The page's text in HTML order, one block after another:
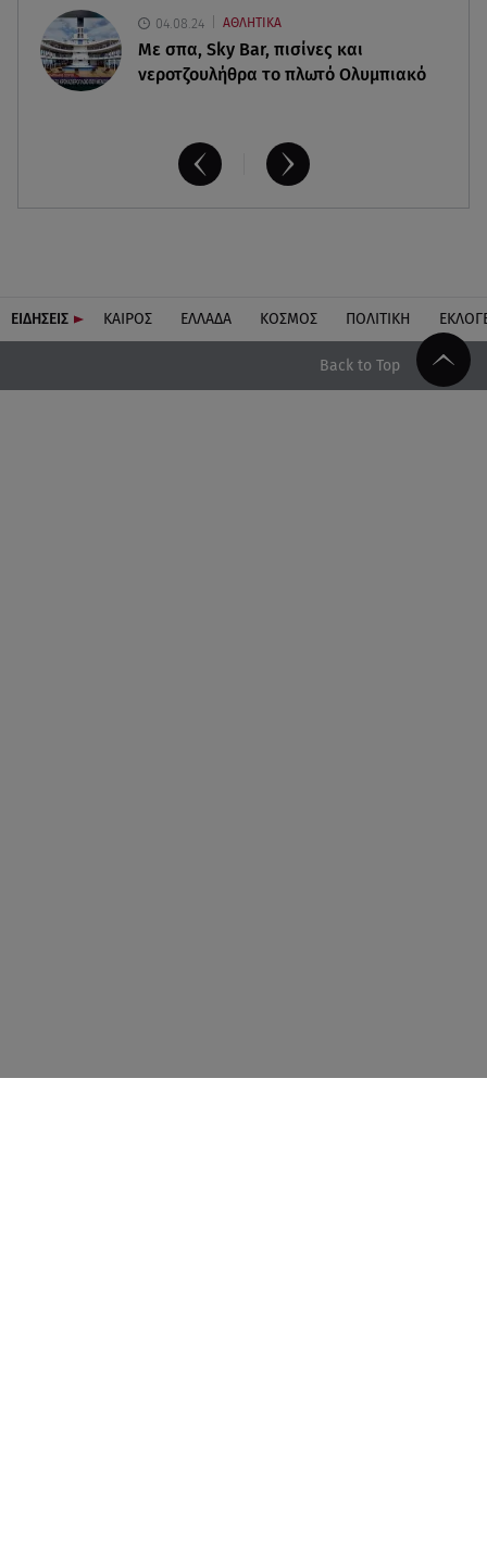
04.08.24 ΑΘΛΗΤΙΚΑ
Με σπα, Sky Bar, πισίνες και
νεροτζουλήθρα το πλωτό Ολυμπιακό
ΕΙΔΗΣΕΙΣ ΚΑΙΡΟΣ ΕΛΛΑΔΑ ΚΟΣΜΟΣ ΠΟΛΙΤΙΚΗ
Back to Top